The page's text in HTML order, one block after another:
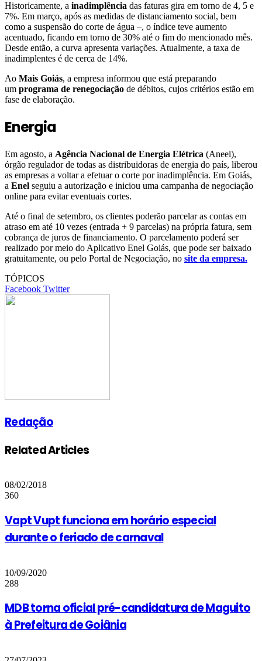
Historicamente, a inadimplência das faturas gira em torno de 4, 5 e
7%. Em março, após as medidas de distanciamento social, bem
como a suspensão do corte de água –, o índice teve aumento
acentuado, ficando em torno de 30% até o fim do mencionado mês.
Desde então, a curva apresenta variações. Atualmente, a taxa de
inadimplentes é de cerca de 14%.
Ao Mais Goiás, a empresa informou que está preparando
um programa de renegociação de débitos, cujos critérios estão em
fase de elaboração.
Energia
Em agosto, a Agência Nacional de Energia Elétrica (Aneel),
órgão regulador de todas as distribuidoras de energia do país, liberou
as empresas a voltar a efetuar o corte por inadimplência. Em Goiás,
a Enel seguiu a autorização e iniciou uma campanha de negociação
online para evitar eventuais cortes.
Até o final de setembro, os clientes poderão parcelar as contas em
atraso em até 10 vezes (entrada + 9 parcelas) na própria fatura, sem
cobrança de juros de financiamento. O parcelamento poderá ser
realizado por meio do Aplicativo Enel Goiás, que pode ser baixado
gratuitamente, ou pelo Portal de Negociação, no site da empresa.
TÓPICOS
Facebook TwitterGoogle+
LinkedIn
StumbleUpon
Tumblr
Pinterest
Reddit
VKontakte
Share
Print
Redação
Related Articles
08/02/2018
360
Vapt Vupt funciona em horário especial
durante o feriado de carnaval
10/09/2020
288
MDB torna oficial pré-candidatura de Maguito
à Prefeitura de Goiânia